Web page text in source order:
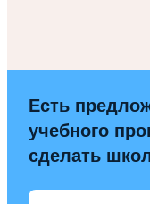
Есть
учебного
сделать